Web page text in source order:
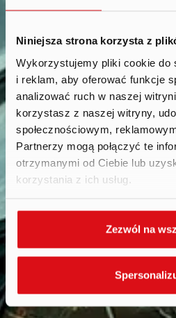
Niniejsza strona korzysta z
Wykorzystujemy pliki cookie do
i reklam, aby oferować funkcje
analizować ruch w naszej
korzystasz z naszej witryny,
społecznościowym,
Partnerzy mogą połączyć te
otrzymanymi od Ciebie lub
korzystania z ich usług.
Zezwól na